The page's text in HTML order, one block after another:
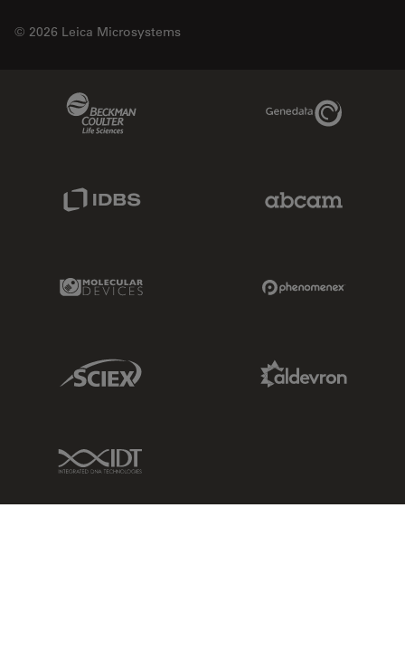
© 2026 Leica Microsystems
Genedata Link
Molecular Devices Link
Sciex Link
IDT Link